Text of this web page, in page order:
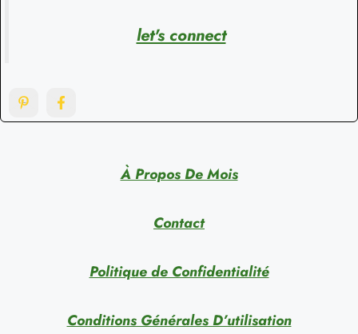
let's connect
À Propos De Mois
Contact
Politique de Confidentialité
Conditions Générales D’utilisation